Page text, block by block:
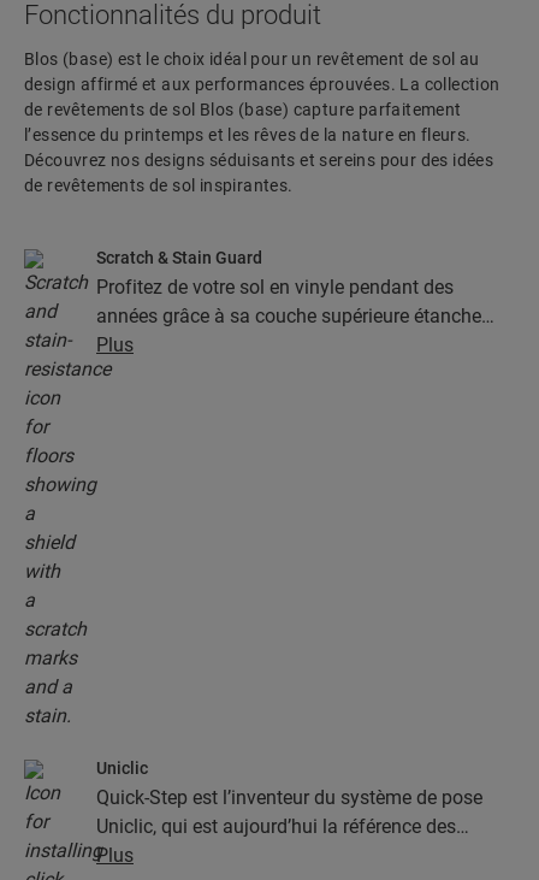
Fonctionnalités du produit
Blos (base) est le choix idéal pour un revêtement de sol au
design affirmé et aux performances éprouvées. La collection
de revêtements de sol Blos (base) capture parfaitement
l’essence du printemps et les rêves de la nature en fleurs.
Découvrez nos designs séduisants et sereins pour des idées
de revêtements de sol inspirantes.
Scratch & Stain Guard
Profitez de votre sol en vinyle pendant des
années grâce à sa couche supérieure étanche
dotée de la technologie Stain & Scratch Guard.
Cette couche garantit une protection supérieure
Plus
Uniclic
Quick-Step est l’inventeur du système de pose
Uniclic, qui est aujourd’hui la référence des
systèmes de pose par encliquetage. Utilisez le
Plus